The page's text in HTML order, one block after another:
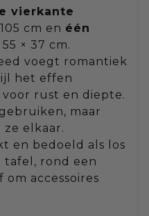
vierkante
cm en één
× 37 cm.
voegt romantiek
het effen
rust en diepte.
maar
elkaar.
en bedoeld als los
tafel, rond een
om accessoires